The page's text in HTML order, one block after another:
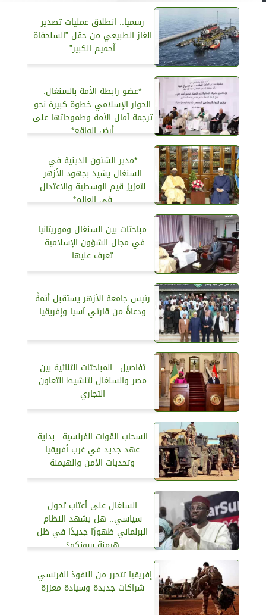
رسميا.. انطلاق عمليات تصدير
الغاز الطبيعي من حقل ”السلحفاة
آحميم الكبير”
*عضو رابطة الأمة بالسنغال:
الحوار الإسلامي خطوة كبيرة نحو
ترجمة آمال الأمة وطموحاتها على
أرض الواقع*
*مدير الشئون الدينية في
السنغال يشيد بجهود الأزهر
لتعزيز قيم الوسطية والاعتدال
في العالم*
مباحثات بين السنغال وموريتانيا
في مجال الشؤون الإسلامية..
تعرف عليها
رئيس جامعة الأزهر يستقبل أئمةً
ودعاةً من قارتي آسيا وإفريقيا
تفاصيل ..المباحثات الثنائية بين
مصر والسنغال لتنشيط التعاون
التجاري
انسحاب القوات الفرنسية.. بداية
عهد جديد في غرب أفريقيا
وتحديات الأمن والهيمنة
السنغال على أعتاب تحول
سياسي.. هل يشهد النظام
البرلماني ظهورًا جديدًا في ظل
هيمنة سونكو؟
إفريقيا تتحرر من النفوذ الفرنسي..
شراكات جديدة وسيادة معززة